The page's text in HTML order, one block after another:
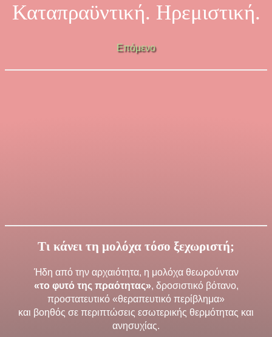
Καταπραϋντική. Ηρεμιστική.
Επόμενο
Τι κάνει τη μολόχα τόσο ξεχωριστή;
Ήδη από την αρχαιότητα, η μολόχα θεωρούνταν
«το φυτό της πραότητας», δροσιστικό βότανο,
προστατευτικό «θεραπευτικό περίβλημα»
και βοηθός σε περιπτώσεις εσωτερικής θερμότητας και
ανησυχίας.